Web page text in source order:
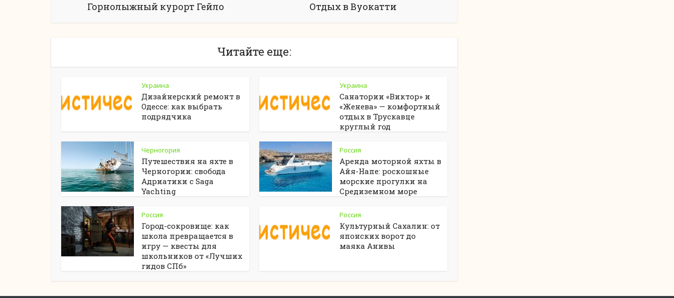
Горнолыжный курорт Гейло Отдых в Вуокатти
Читайте еще:
Украина
Дизайнерский ремонт в
Одессе: как выбрать
подрядчика
Украина
Санатории «Виктор» и
«Женева» — комфортный
отдых в Трускавце
круглый год
Черногория
Путешествия на яхте в
Черногории: свобода
Адриатики с Saga
Yachting
Россия
Аренда моторной яхты в
Айя-Напе: роскошные
морские прогулки на
Средиземном море
Россия
Город-сокровище: как
школа превращается в
игру — квесты для
школьников от «Лучших
гидов СПб»
Россия
Культурный Сахалин: от
японских ворот до
маяка Анивы